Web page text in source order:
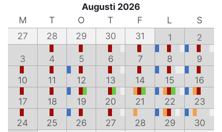
Augusti 2026
M
T O T F L
S
27
28 29 30 31 1 2
3 4 5 6 7 8 9
10 11 12 13 14 15 16
17 18 19 20 21 22 23
24 25 26 27 28 29
30